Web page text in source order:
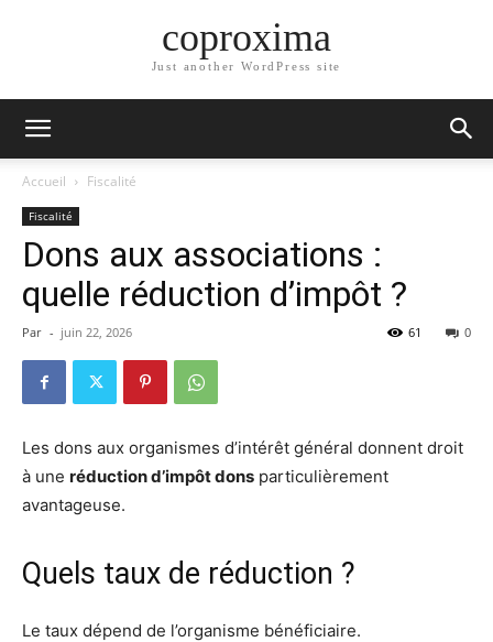
coproxima
Just another WordPress site
Accueil Fiscalité
Fiscalité
Dons aux associations :
quelle réduction d’impôt ?
Par - juin 22, 2026 0
61
Les dons aux organismes d’intérêt général donnent droit
à une réduction d’impôt dons particulièrement
avantageuse.
Quels taux de réduction ?
Le taux dépend de l’organisme bénéficiaire.